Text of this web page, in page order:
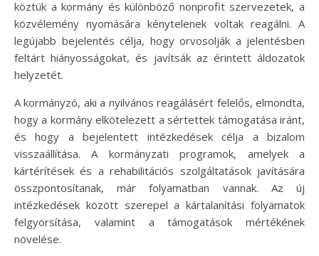
köztük a kormány és különböző nonprofit szervezetek, a
közvélemény nyomására kénytelenek voltak reagálni. A
legújabb bejelentés célja, hogy orvosolják a jelentésben
feltárt hiányosságokat, és javítsák az érintett áldozatok
helyzetét.
A kormányzó, aki a nyilvános reagálásért felelős, elmondta,
hogy a kormány elkötelezett a sértettek támogatása iránt,
és hogy a bejelentett intézkedések célja a bizalom
visszaállítása. A kormányzati programok, amelyek a
kártérítések és a rehabilitációs szolgáltatások javítására
összpontosítanak, már folyamatban vannak. Az új
intézkedések között szerepel a kártalanítási folyamatok
felgyorsítása, valamint a támogatások mértékének
növelése.